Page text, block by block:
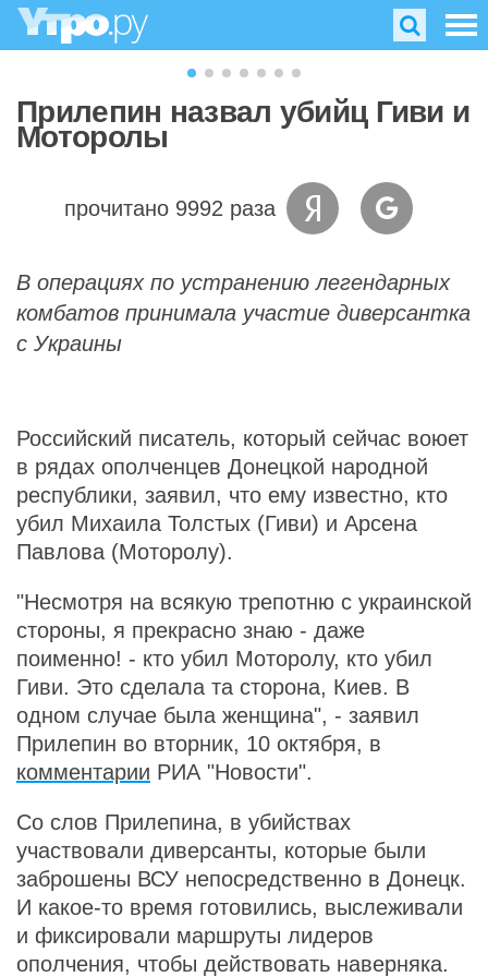
Прилепин назвал убийц Гиви и
Моторолы
прочитано 9992 раза
В операциях по устранению легендарных
комбатов принимала участие диверсантка
с Украины
Российский писатель, который сейчас воюет
в рядах ополченцев Донецкой народной
республики, заявил, что ему известно, кто
убил Михаила Толстых (Гиви) и Арсена
Павлова (Моторолу).
"Несмотря на всякую трепотню с украинской
стороны, я прекрасно знаю - даже
поименно! - кто убил Моторолу, кто убил
Гиви. Это сделала та сторона, Киев. В
одном случае была женщина", - заявил
Прилепин во вторник, 10 октября, в
комментарии РИА "Новости".
Со слов Прилепина, в убийствах
участвовали диверсанты, которые были
заброшены ВСУ непосредственно в Донецк.
И какое-то время готовились, выслеживали
и фиксировали маршруты лидеров
ополчения, чтобы действовать наверняка.